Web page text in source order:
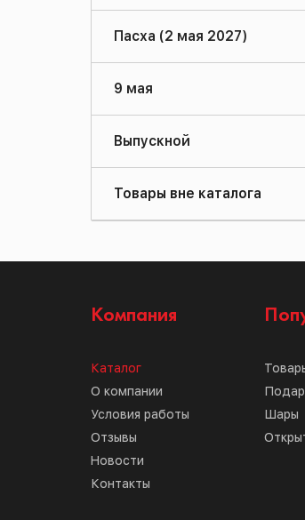
Пасха (2 мая 2027)
9 мая
Выпускной
Товары вне каталога
Компания
Каталог
О компании
Условия работы
Отзывы
Новости
Контакты
Шары